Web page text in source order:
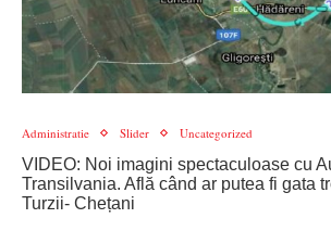
Administratie Slider Uncategorized
VIDEO: Noi imagini spectaculoase cu
Transilvania. Află când ar putea fi gata
Turzii- Chețani